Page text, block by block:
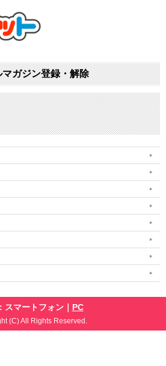
マガジン登録・解除
スマートフォン｜ PC
(C) All Rights Reserved.